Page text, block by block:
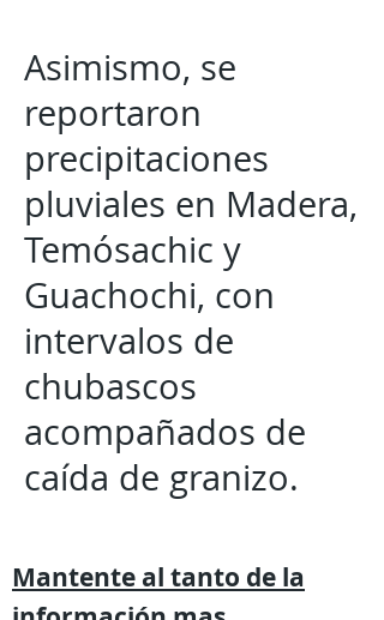
Asimismo, se
reportaron
precipitaciones
pluviales en Madera,
Temósachic y
Guachochi, con
intervalos de
chubascos
acompañados de
caída de granizo.
Mantente al tanto de la